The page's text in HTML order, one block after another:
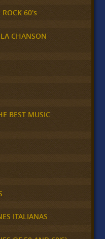
ROCK 60's
CHANSON
BEST MUSIC
ITALIANAS